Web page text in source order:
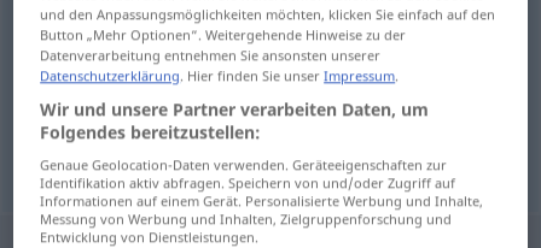
schläfrig uykulu
unausgeschlafen uykulu
und den Anpassungsmöglichkeiten möchten, klicken Sie einfach auf den
Button „Mehr Optionen“. Weitergehende Hinweise zu der
Datenverarbeitung entnehmen Sie ansonsten unserer
Datenschutzerklärung. Hier finden Sie unserImpressum.
Wir und unsere Partner verarbeiten Daten, um
Folgendes bereitzustellen:
Genaue Geolocation-Daten verwenden. Geräteeigenschaften zur
Identifikation aktiv abfragen. Speichern von und/oder Zugriff auf
Informationen auf einem Gerät. Personalisierte Werbung und Inhalte,
Messung von Werbung und Inhalten, Zielgruppenforschung und
Entwicklung von Dienstleistungen.